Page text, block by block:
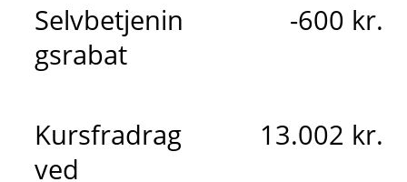
Selvbetjenin
gsrabat
-600 kr.
Kursfradrag
ved
13.002 kr.